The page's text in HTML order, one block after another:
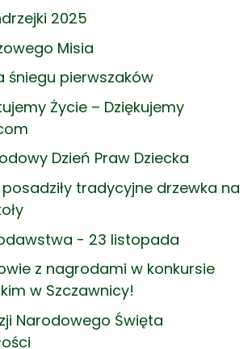
2025
Misia
śniegu pierwszaków
Życie – Dziękujemy
Dzień Praw Dziecka
posadziły tradycyjne drzewka na
- 23 listopada
z nagrodami w konkursie
w Szczawnicy!
Narodowego Święta